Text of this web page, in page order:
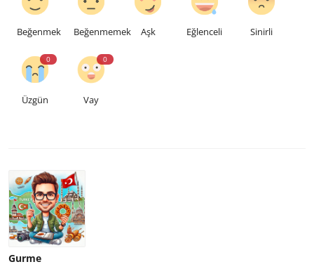
Beğenmek Beğenmemek Aşk Eğlenceli Sinirli
0
Üzgün
0
Vay
Gurme